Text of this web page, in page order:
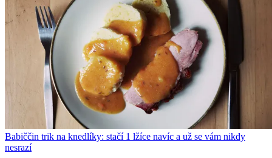
Babiččin trik na knedlíky: stačí 1 lžíce navíc a už se vám nikdy
nesrazí